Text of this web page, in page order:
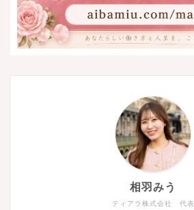
ティアラ株式会社 代表
相羽みう